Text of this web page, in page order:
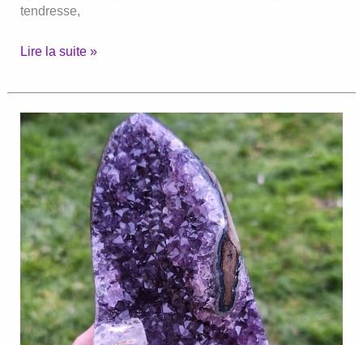
tendresse,
INFLUENCE
COULEURS
EN
LITHOTHERAPIE
Lire la suite »